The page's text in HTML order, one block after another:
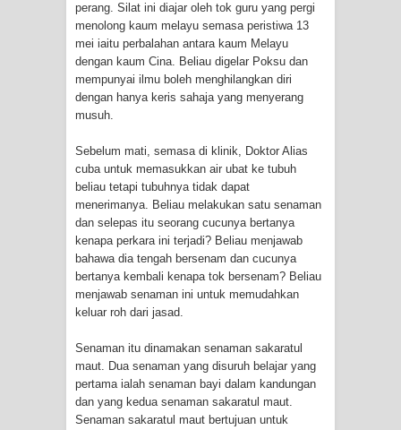
perang. Silat ini diajar oleh tok guru yang pergi
menolong kaum melayu semasa peristiwa 13
mei iaitu perbalahan antara kaum Melayu
dengan kaum Cina. Beliau digelar Poksu dan
mempunyai ilmu boleh menghilangkan diri
dengan hanya keris sahaja yang menyerang
musuh.
Sebelum mati, semasa di klinik, Doktor Alias
cuba untuk memasukkan air ubat ke tubuh
beliau tetapi tubuhnya tidak dapat
menerimanya. Beliau melakukan satu senaman
dan selepas itu seorang cucunya bertanya
kenapa perkara ini terjadi? Beliau menjawab
bahawa dia tengah bersenam dan cucunya
bertanya kembali kenapa tok bersenam? Beliau
menjawab senaman ini untuk memudahkan
keluar roh dari jasad.
Senaman itu dinamakan senaman sakaratul
maut. Dua senaman yang disuruh belajar yang
pertama ialah senaman bayi dalam kandungan
dan yang kedua senaman sakaratul maut.
Senaman sakaratul maut bertujuan untuk